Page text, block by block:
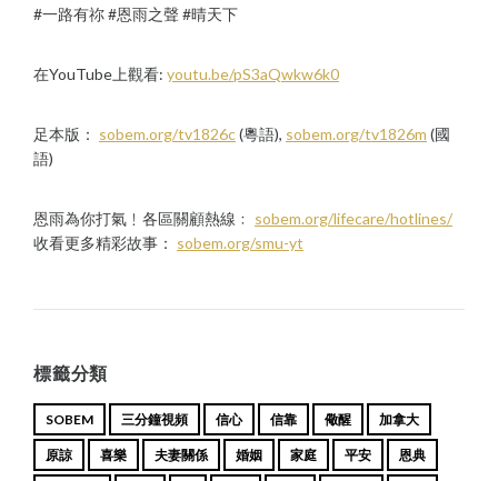
#一路有祢 #恩雨之聲 #晴天下
在YouTube上觀看: youtu.be/pS3aQwkw6k0
足本版： sobem.org/tv1826c(粵語), sobem.org/tv1826m (國
語)
恩雨為你打氣﹗各區關顧熱線﹕ sobem.org/lifecare/hotlines/
收看更多精彩故事： sobem.org/smu-yt
標籤分類
SOBEM 三分鐘視頻 信心 信靠 儆醒 加拿大
原諒 喜樂 夫妻關係 婚姻 家庭 平安 恩典